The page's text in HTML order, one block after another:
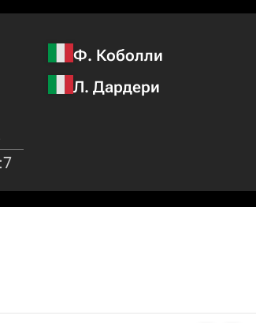
Ф. Коболли
Л. Дардери
7